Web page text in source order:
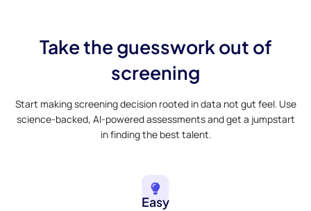
Take the guesswork out of
screening
Start making screening decision rooted in data not gut feel. Use
science-backed, AI-powered assessments and get a jumpstart
in finding the best talent.
Easy